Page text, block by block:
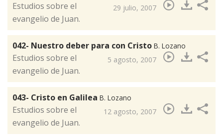
29 julio, 2007
Estudios sobre el
evangelio de Juan.
042- Nuestro deber para con Cristo B. Lozano
5 agosto, 2007
​Estudios sobre el
evangelio de Juan.
043- Cristo en Galilea B. Lozano
12 agosto, 2007
​Estudios sobre el
evangelio de Juan.